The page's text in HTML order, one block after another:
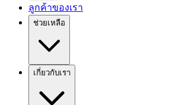
ลูกค้าของเรา
ช่วยเหลือ
เกี่ยวกับเรา